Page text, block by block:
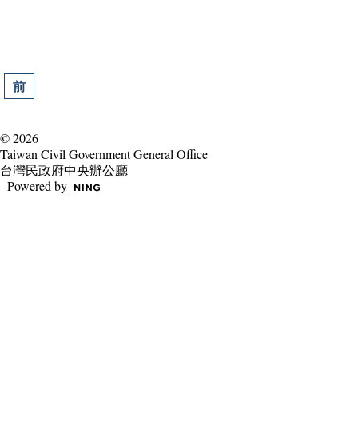
前
© 2026
Taiwan Civil Government General Office
台灣民政府中央辦公廳
Powered by